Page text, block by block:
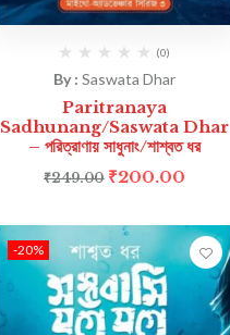
(0)
By :Saswata Dhar
Paritranaya
Sadhunang/Saswata Dhar
– পরিত্রাণায় সাধুনাং/শাশ্বত ধর
₹249.00 ₹200.00
-20%